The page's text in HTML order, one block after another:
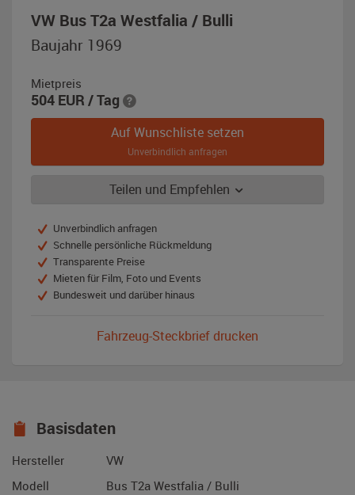
VW Bus T2a Westfalia / Bulli
Baujahr 1969
Mietpreis
504 EUR / Tag
Auf Wunschliste setzen
Unverbindlich anfragen
Teilen und Empfehlen
Unverbindlich anfragen
Schnelle persönliche Rückmeldung
Transparente Preise
Mieten für Film, Foto und Events
Bundesweit und darüber hinaus
Fahrzeug-Steckbrief drucken
Basisdaten
Hersteller
VW
Modell
Bus T2a Westfalia / Bulli